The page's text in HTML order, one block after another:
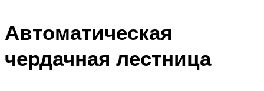
Автоматическая
чердачная лестница